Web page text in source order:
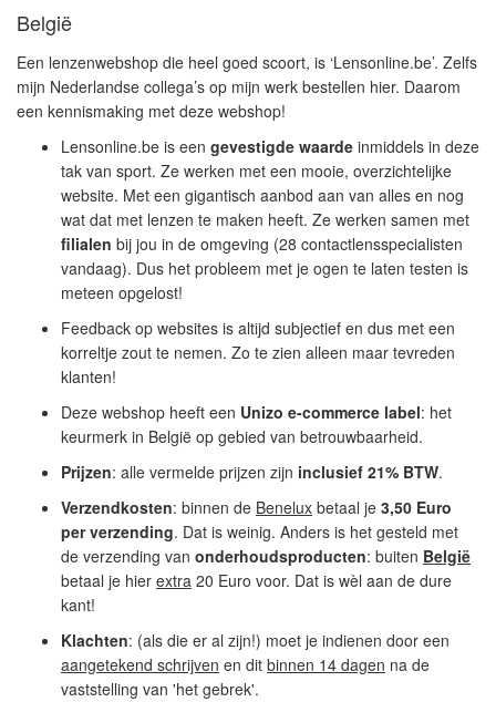
België
Een lenzenwebshop die heel goed scoort, is ‘Lensonline.be’. Zelfs
mijn Nederlandse collega’s op mijn werk bestellen hier. Daarom
een kennismaking met deze webshop!
Lensonline.be is een gevestigde waarde inmiddels in deze
tak van sport. Ze werken met een mooie, overzichtelijke
website. Met een gigantisch aanbod aan van alles en nog
wat dat met lenzen te maken heeft. Ze werken samen met
filialen bij jou in de omgeving (28 contactlensspecialisten
vandaag). Dus het probleem met je ogen te laten testen is
meteen opgelost!
Feedback op websites is altijd subjectief en dus met een
korreltje zout te nemen. Zo te zien alleen maar tevreden
klanten!
Deze webshop heeft een Unizo e-commerce label: het
keurmerk in België op gebied van betrouwbaarheid.
Prijzen: alle vermelde prijzen zijn inclusief 21% BTW.
Verzendkosten: binnen de Benelux betaal je 3,50 Euro
per verzending. Dat is weinig. Anders is het gesteld met
de verzending van onderhoudsproducten: buiten België
betaal je hier extra 20 Euro voor. Dat is wèl aan de dure
kant!
Klachten: (als die er al zijn!) moet je indienen door een
aangetekend schrijven en dit binnen 14 dagen na de
vaststelling van 'het gebrek'.